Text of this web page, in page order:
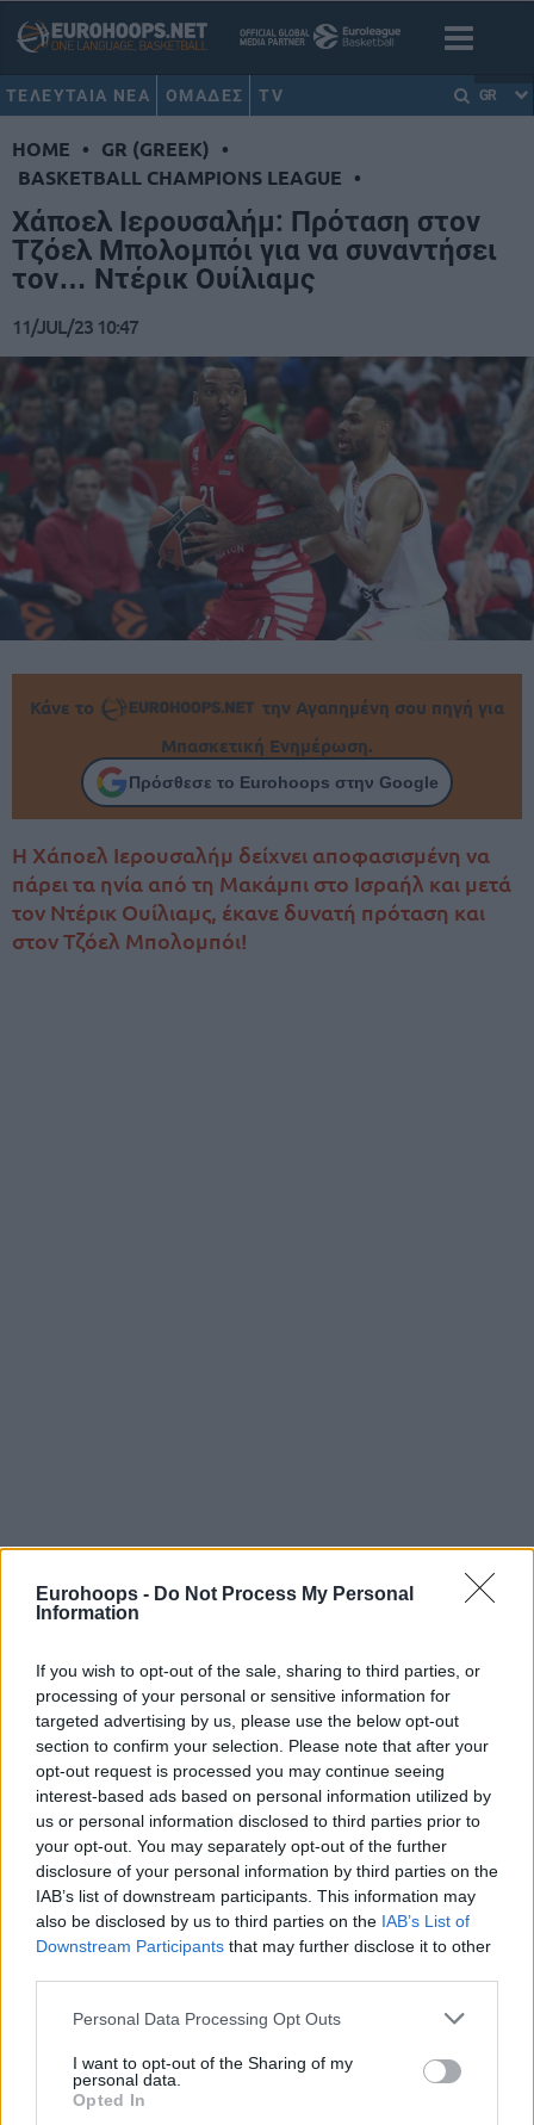
Eurohoops - Do Not Process My Personal
Information
If you wish to opt-out of the sale, sharing to third parties, or
processing of your personal or sensitive information for
targeted advertising by us, please use the below opt-out
section to confirm your selection. Please note that after your
opt-out request is processed you may continue seeing
interest-based ads based on personal information utilized by
us or personal information disclosed to third parties prior to
your opt-out. You may separately opt-out of the further
disclosure of your personal information by third parties on the
IAB’s list of downstream participants. This information may
also be disclosed by us to third parties on the IAB’s List of
Downstream Participants that may further disclose it to other
Please note that this website/app uses one or more Google
not limited to your visit or usage behaviour. You may click to
grant or deny consent to Google and its third-party tags to
use your data for below specified purposes in below Google
Personal Data Processing Opt Outs
I want to opt-out of the Sharing of my
personal data.
Opted In
ΤΕΛΕΥΤΑΙΑ ΝΕΑ ΟΜΑΔΕΣ TV GR
HOME • GR (GREEK) •
BASKETBALL CHAMPIONS LEAGUE •
Χάποελ Ιερουσαλήμ: Πρόταση στον
Τζόελ Μπολομπόι για να συναντήσει
τον… Ντέρικ Ουίλιαμς
11/JUL/23 10:47
Κάνε το
την Αγαπημένη σου πηγή για
Μπασκετική Ενημέρωση.
Πρόσθεσε το Eurohoops στην Google
Η Χάποελ Ιερουσαλήμ δείχνει αποφασισμένη να
πάρει τα ηνία από τη Μακάμπι στο Ισραήλ και μετά
τον Ντέρικ Ουίλιαμς, έκανε δυνατή πρόταση και
στον Τζόελ Μπολομπόι!
Του Δημήτρη Μιναρετζή/info@eurohoops.net
Μετά τη συμφωνία με τον Ντέρικ Ουίλιαμςαπό τον
Παναθηναϊκόκαι έπειτα από πέντε σεζόν στην Ευρωλίγκα,
η Xάποελ προσέγγισε με πολύ καλή πρόταση άλλον ένα
“αιώνιο” – από τονΟλυμπιακόαυτόν- τον Τζόελ
Σύμφωνα με το wallasports
, η Χάποελ έκανε την κίνηση της
για τον πρώην σέντερ του
, ο οποίος
αποχαιρέτησεεπίσημα τους νταμπλούχους Ελλάδας